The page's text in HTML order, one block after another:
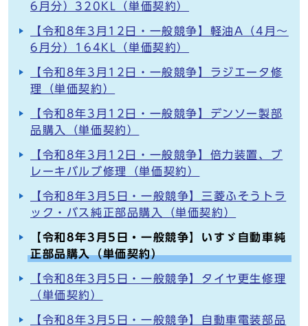
6月分）320KL（単価契約）
【令和8年3月12日・一般競争】軽油A（4月～
6月分）164KL（単価契約）
【令和8年3月12日・一般競争】ラジエータ修
理（単価契約）
【令和8年3月12日・一般競争】デンソー製部
品購入（単価契約）
【令和8年3月12日・一般競争】倍力装置、ブ
レーキバルブ修理（単価契約）
【令和8年3月5日・一般競争】三菱ふそうトラ
ック・バス純正部品購入（単価契約）
【令和8年3月5日・一般競争】いすゞ自動車純
正部品購入（単価契約）
【令和8年3月5日・一般競争】タイヤ更生修理
（単価契約）
【令和8年3月5日・一般競争】自動車電装部品